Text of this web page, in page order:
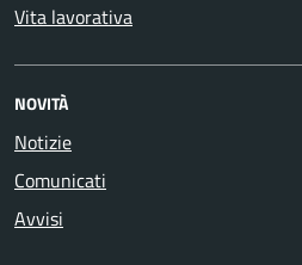
Vita lavorativa
NOVITÀ
Notizie
Comunicati
Avvisi